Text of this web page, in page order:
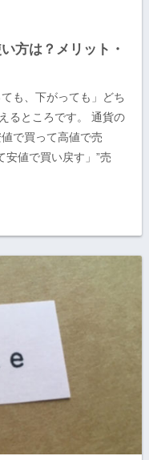
方は？メリット・
も、下がっても」どち
るところです。 通貨の
で買って高値で売
安値で買い戻す」”売